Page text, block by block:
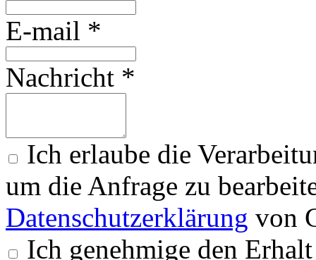
E-mail *
Nachricht *
Ich erlaube die
um die Anfrage zu
Datenschutzerklärung von
Ich genehmige den